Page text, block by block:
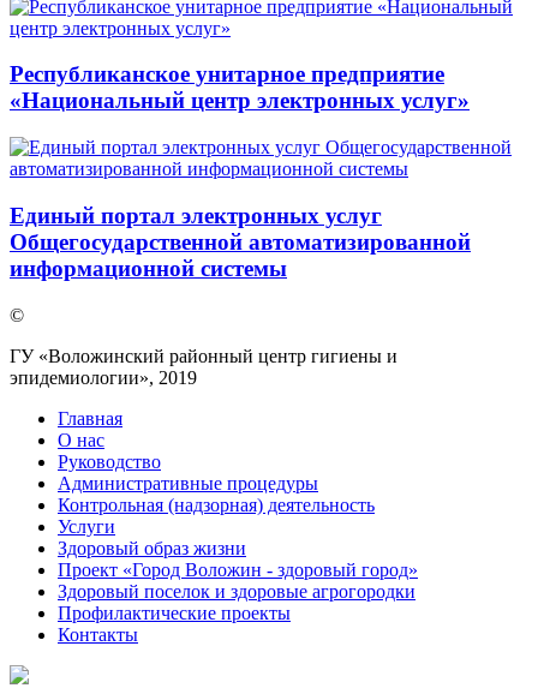
Республиканское унитарное предприятие
«Национальный центр электронных услуг»
Единый портал электронных услуг
Общегосударственной автоматизированной
информационной системы
©
ГУ «Воложинский районный центр гигиены и
эпидемиологии», 2019
Главная
О нас
Руководство
Административные процедуры
Контрольная (надзорная) деятельность
Услуги
Здоровый образ жизни
Проект «Город Воложин - здоровый город»
Здоровый поселок и здоровые агрогородки
Профилактические проекты
Контакты